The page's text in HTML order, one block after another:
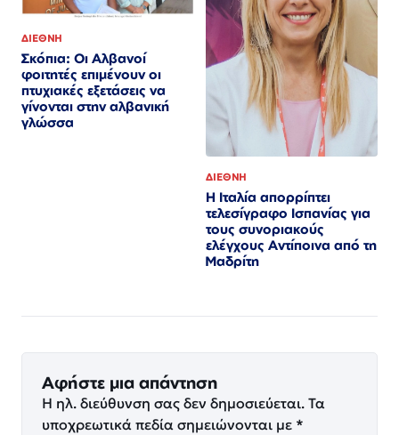
ΔΙΕΘΝΗ
Σκόπια: Οι Αλβανοί
φοιτητές επιμένουν οι
πτυχιακές εξετάσεις να
γίνονται στην αλβανική
γλώσσα
ΔΙΕΘΝΗ
Η Ιταλία απορρίπτει
τελεσίγραφο Ισπανίας για
τους συνοριακούς
ελέγχους Αντίποινα από τη
Μαδρίτη
Αφήστε μια απάντηση
Η ηλ. διεύθυνση σας δεν δημοσιεύεται. Τα
υποχρεωτικά πεδία σημειώνονται με *